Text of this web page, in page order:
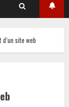
site web